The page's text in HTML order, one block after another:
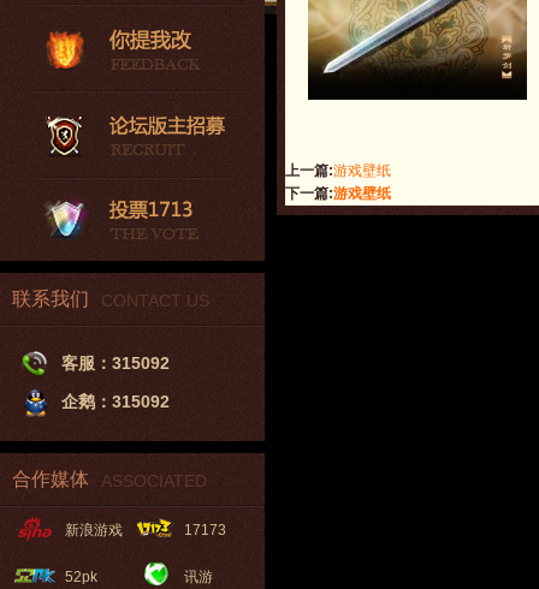
联系我们 CONTACT US
客服：315092
企鹅：315092
合作媒体 ASSOCIATED
新浪游戏 17173
52pk 讯游
上一篇:游戏壁纸
下一篇:游戏壁纸